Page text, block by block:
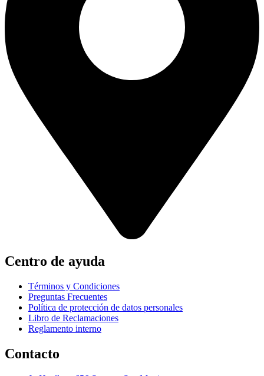
Centro de ayuda
Términos y Condiciones
Preguntas Frecuentes
Política de protección de datos personales
Libro de Reclamaciones
Reglamento interno
Contacto